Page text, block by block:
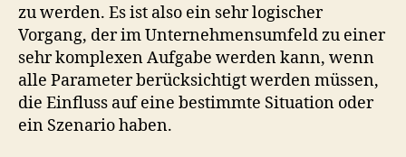
zu werden. Es ist also ein sehr logischer
Vorgang, der im Unternehmensumfeld zu einer
sehr komplexen Aufgabe werden kann, wenn
alle Parameter berücksichtigt werden müssen,
die Einfluss auf eine bestimmte Situation oder
ein Szenario haben.